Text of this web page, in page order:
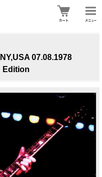
07.08.1978
Edition